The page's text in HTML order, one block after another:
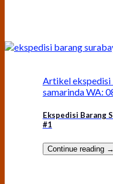
Artikel ekspedisi
samarinda WA:
Ekspedisi Barang
#1
Continue reading →